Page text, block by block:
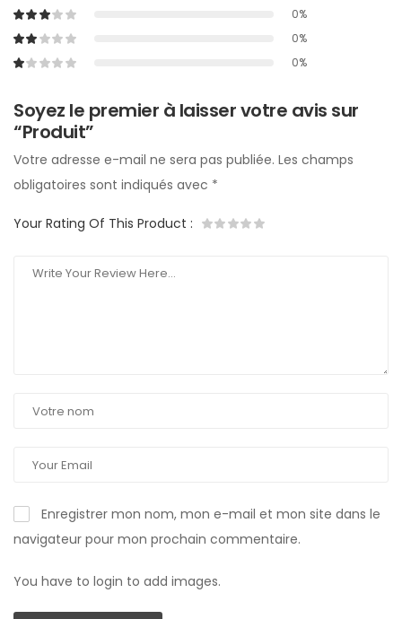
0%
0%
0%
Soyez le premier à laisser votre avis sur
“Produit”
Votre adresse e-mail ne sera pas publiée. Les champs
obligatoires sont indiqués avec *
Your Rating Of This Product :
Enregistrer mon nom, mon e-mail et mon site dans le
navigateur pour mon prochain commentaire.
You have to login to add images.